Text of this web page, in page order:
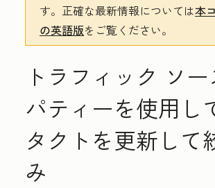
す。 正確な最新情報については本
の英語版をご覧ください。
トラフィック ソー
パティーを使用し
タクトを更新して
み